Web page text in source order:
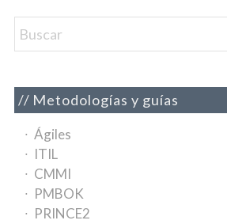
Metodologías y guías
Ágiles
ITIL
CMMI
PMBOK
PRINCE2